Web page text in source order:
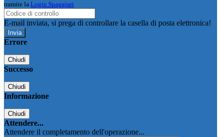
tramite la Login Spaggiari
E-mail inviata, si prega di controllare la casella di posta elettronica!
Errore
Chiudi
Successo
Chiudi
Informazione
Chiudi
Attendere...
Attendere il completamento dell'operazione...